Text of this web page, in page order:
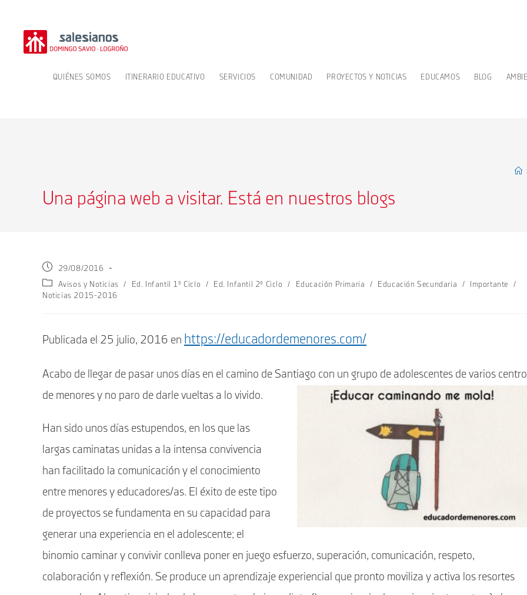
contenido
QUIÉNES SOMOS ITINERARIO EDUCATIVO SERVICIOS COMUNIDAD PROYECTOS Y NOTICIAS EDUCAMOS BLOG
Una página web a visitar. Está en nuestros blogs
Publicación
de
la
entrada:
29/08/2016
Categoría
de
Avisos y Noticias / Ed. Infantil 1º Ciclo / Ed. Infantil 2º Ciclo / Educación Primaria / Educación Secundaria / Importante
/
Noticias 2015-2016
Publicada el 25 julio, 2016 en https://educadordemenores.com/
Acabo de llegar de pasar unos días en el camino de Santiago con un grupo de adolescentes de varios
de menores y no paro de darle vueltas a lo vivido.
Han sido unos días estupendos, en los que las
largas caminatas unidas a la intensa convivencia
han facilitado la comunicación y el conocimiento
entre menores y educadores/as. El éxito de este tipo
de proyectos se fundamenta en su capacidad para
generar una experiencia en el adolescente; el
binomio caminar y convivir conlleva poner en juego esfuerzo, superación, comunicación, respeto,
colaboración y reflexión. Se produce un aprendizaje experiencial que pronto moviliza y activa los resortes